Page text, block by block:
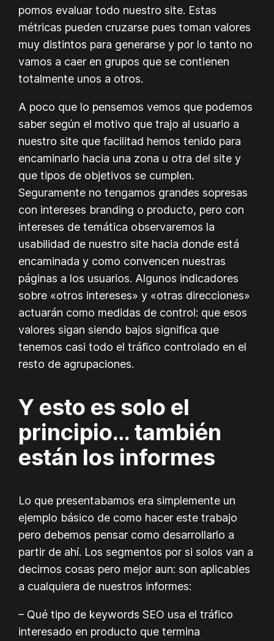
pomos evaluar todo nuestro site. Estas
métricas pueden cruzarse pues toman valores
muy distintos para generarse y por lo tanto no
vamos a caer en grupos que se contienen
totalmente unos a otros.
A poco que lo pensemos vemos que podemos
saber según el motivo que trajo al usuario a
nuestro site que facilitad hemos tenido para
encaminarlo hacia una zona u otra del site y
que tipos de objetivos se cumplen.
Seguramente no tengamos grandes sopresas
con intereses branding o producto, pero con
intereses de temática observaremos la
usabilidad de nuestro site hacia donde está
encaminada y como convencen nuestras
páginas a los usuarios. Algunos indicadores
sobre «otros intereses» y «otras direcciones»
actuarán como medidas de control: que esos
valores sigan siendo bajos significa que
tenemos casi todo el tráfico controlado en el
resto de agrupaciones.
Y esto es solo el
principio… también
están los informes
Lo que presentabamos era simplemente un
ejemplo básico de como hacer este trabajo
pero debemos pensar como desarrollarlo a
partir de ahí. Los segmentos por si solos van a
decirnos cosas pero mejor aun: son aplicables
a cualquiera de nuestros informes:
– Qué tipo de keywords SEO usa el tráfico
interesado en producto que termina